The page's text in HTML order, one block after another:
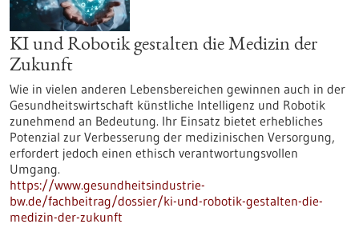
KI und Robotik gestalten die Medizin der
Zukunft
Wie in vielen anderen Lebensbereichen gewinnen auch in der
Gesundheitswirtschaft künstliche Intelligenz und Robotik
zunehmend an Bedeutung. Ihr Einsatz bietet erhebliches
Potenzial zur Verbesserung der medizinischen Versorgung,
erfordert jedoch einen ethisch verantwortungsvollen
Umgang.
https://www.gesundheitsindustrie-
bw.de/fachbeitrag/dossier/ki-und-robotik-gestalten-die-
medizin-der-zukunft